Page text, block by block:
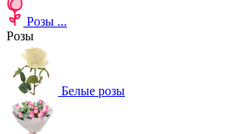
Розы ...
Розы
Белые розы